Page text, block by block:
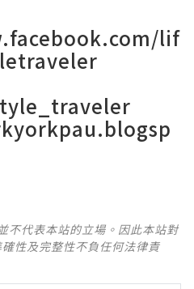
lif
不代表本站的立場。因此本站對
性及完整性不負任何法律責